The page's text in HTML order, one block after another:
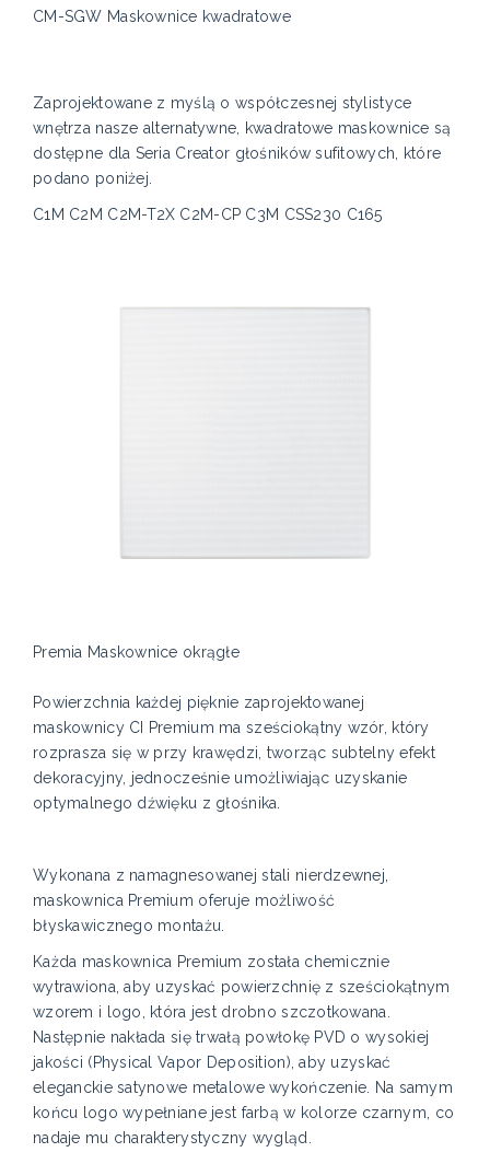
CM-SGW Maskownice kwadratowe
Zaprojektowane z myślą o współczesnej stylistyce
wnętrza nasze alternatywne, kwadratowe maskownice są
dostępne dla Seria Creator głośników sufitowych, które
podano poniżej.
C1M C2M C2M-T2X C2M-CP C3M CSS230 C165
Premia Maskownice okrągłe
Powierzchnia każdej pięknie zaprojektowanej
maskownicy CI Premium ma sześciokątny wzór, który
rozprasza się w przy krawędzi, tworząc subtelny efekt
dekoracyjny, jednocześnie umożliwiając uzyskanie
optymalnego dźwięku z głośnika.
Wykonana z namagnesowanej stali nierdzewnej,
maskownica Premium oferuje możliwość
błyskawicznego montażu.
Każda maskownica Premium została chemicznie
wytrawiona, aby uzyskać powierzchnię z sześciokątnym
wzorem i logo, która jest drobno szczotkowana.
Następnie nakłada się trwałą powłokę PVD o wysokiej
jakości (Physical Vapor Deposition), aby uzyskać
eleganckie satynowe metalowe wykończenie. Na samym
końcu logo wypełniane jest farbą w kolorze czarnym, co
nadaje mu charakterystyczny wygląd.